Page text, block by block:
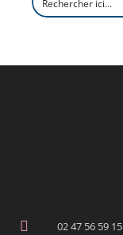
02 47 56 59 15